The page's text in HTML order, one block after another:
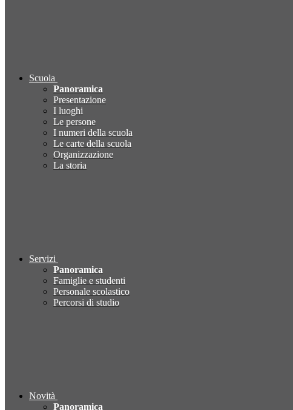
Scuola
Panoramica
Presentazione
I luoghi
Le persone
I numeri della scuola
Le carte della scuola
Organizzazione
La storia
Servizi
Panoramica
Famiglie e studenti
Personale scolastico
Percorsi di studio
Novità
Panoramica